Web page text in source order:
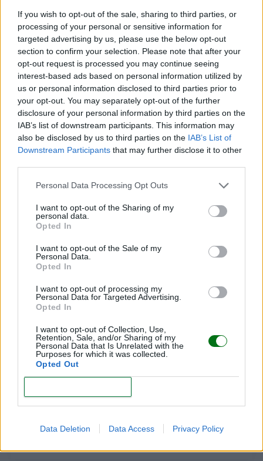
If you wish to opt-out of the sale, sharing to third parties, or
processing of your personal or sensitive information for
targeted advertising by us, please use the below opt-out
section to confirm your selection. Please note that after your
opt-out request is processed you may continue seeing
interest-based ads based on personal information utilized by
us or personal information disclosed to third parties prior to
your opt-out. You may separately opt-out of the further
disclosure of your personal information by third parties on the
IAB’s list of downstream participants. This information may
also be disclosed by us to third parties on the IAB’s List of
Downstream Participants that may further disclose it to other
Personal Data Processing Opt Outs
I want to opt-out of the Sharing of my
personal data.
Opted In
I want to opt-out of the Sale of my
Personal Data.
Opted In
I want to opt-out of processing my
Personal Data for Targeted Advertising.
Opted In
I want to opt-out of Collection, Use,
Retention, Sale, and/or Sharing of my
Personal Data that Is Unrelated with the
Purposes for which it was collected.
Opted Out
Data Deletion Data Access Privacy Policy
medida que avanza el embarazo.
Te puede interesar…
Gestograma: la calculadora del embarazo
Ecografía morfológica: el ginecólogo informa